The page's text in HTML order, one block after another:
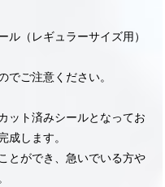
（レギュラーサイズ用）
ご注意ください。
ット済みシールとなってお
成します。
とができ、急いでいる方や